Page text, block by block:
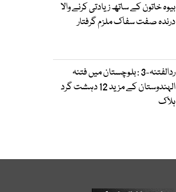
بیوہ خاتون کے ساتھ زیادتی کرنے والا
درندہ صفت سفاک ملزم گرفتار
ردالفتنہ-3 : بلوچستان میں فتنہ
الہندوستان کے مزید 12 دہشت گرد
ہلاک